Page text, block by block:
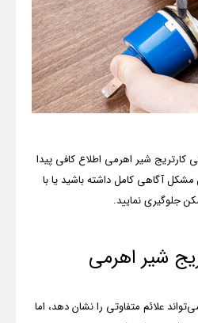
کارتریج شیر اهرمی اطلاع کافی پیدا
مشکل آگاهی کامل داشته باشید یا با
جلوگیری نمایید.
شیر اهرمی
علائم متفاوتی را نشان دهد، اما